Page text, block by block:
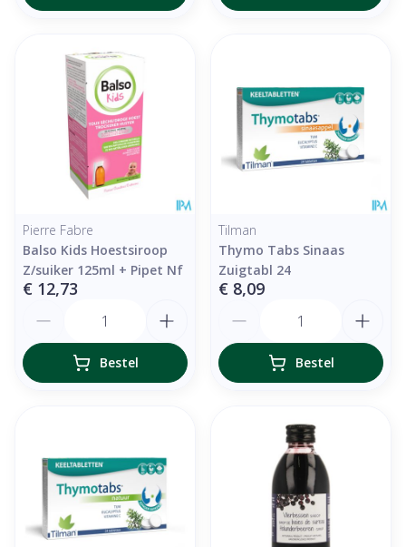
Pierre Fabre
Balso Kids Hoestsiroop
Z/suiker 125ml + Pipet Nf
€ 12,73
Bestel
Tilman
Thymo Tabs Sinaas
Zuigtabl 24
€ 8,09
Bestel